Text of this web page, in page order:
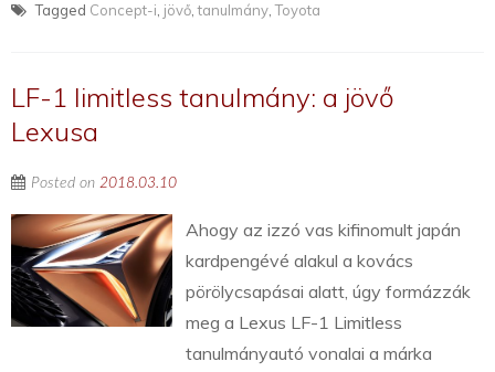
Tagged Concept-i jövő ,tanulmány ,Toyota
LF-1 limitless tanulmány: a jövő
Lexusa
Posted on 2018.03.10
Ahogy az izzó vas kifinomult japán
kardpengévé alakul a kovács
pörölycsapásai alatt, úgy formázzák
meg a Lexus LF-1 Limitless
tanulmányautó vonalai a márka